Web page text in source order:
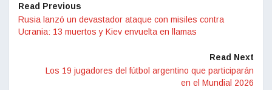
Read Previous
Rusia lanzó un devastador ataque con misiles contra
Ucrania: 13 muertos y Kiev envuelta en llamas
Read Next
Los 19 jugadores del fútbol argentino que participarán
en el Mundial 2026